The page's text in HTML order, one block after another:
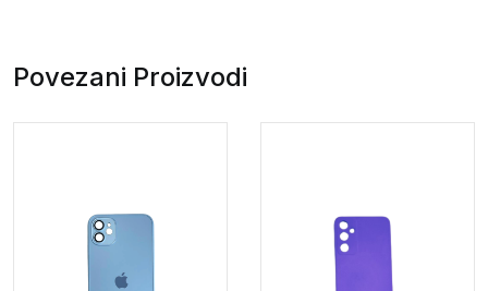
Pro
Povezani Proizvodi